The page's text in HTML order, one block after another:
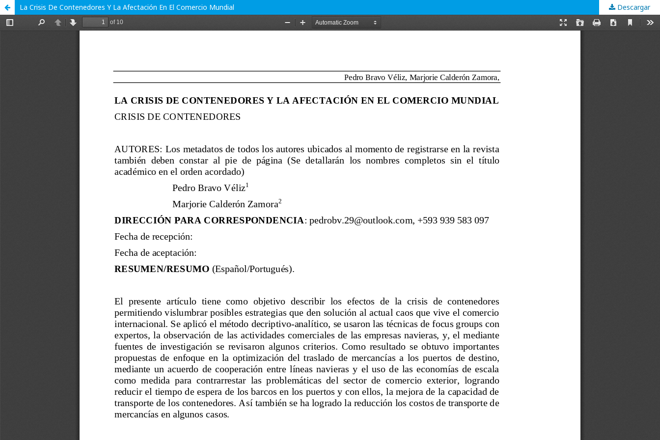
La Crisis De Contenedores Y La Afectación En El Comercio Mundial Descargar